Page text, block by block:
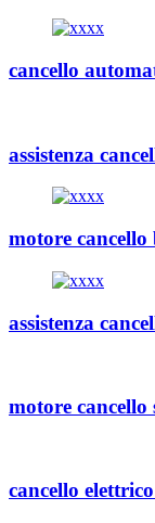
cancello
assistenza
motore
assistenza
motore cancello
cancello